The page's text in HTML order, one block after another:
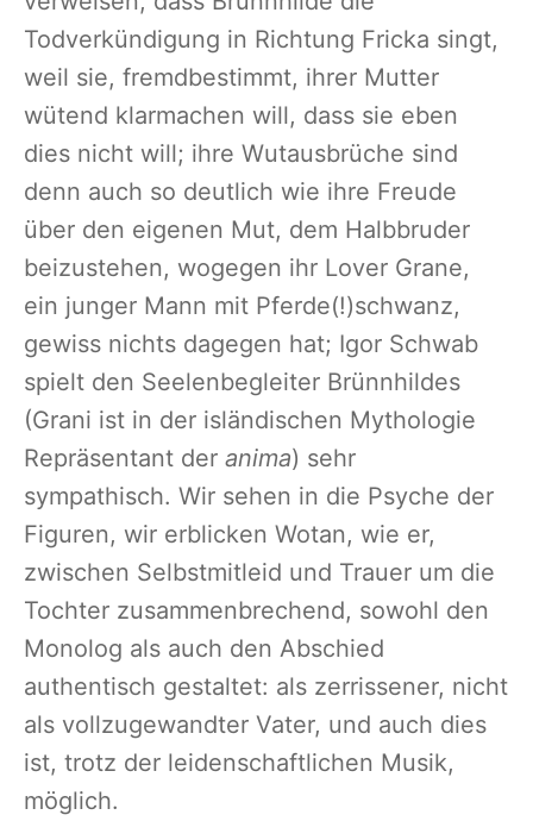
Todverkündigung in Richtung Fricka singt,
weil sie, fremdbestimmt, ihrer Mutter
wütend klarmachen will, dass sie eben
dies nicht will; ihre Wutausbrüche sind
denn auch so deutlich wie ihre Freude
über den eigenen Mut, dem Halbbruder
beizustehen, wogegen ihr Lover Grane,
ein junger Mann mit Pferde(!)schwanz,
gewiss nichts dagegen hat; Igor Schwab
spielt den Seelenbegleiter Brünnhildes
(Grani ist in der isländischen Mythologie
Repräsentant der anima) sehr
sympathisch. Wir sehen in die Psyche der
Figuren, wir erblicken Wotan, wie er,
zwischen Selbstmitleid und Trauer um die
Tochter zusammenbrechend, sowohl den
Monolog als auch den Abschied
authentisch gestaltet: als zerrissener, nicht
als vollzugewandter Vater, und auch dies
ist, trotz der leidenschaftlichen Musik,
möglich.